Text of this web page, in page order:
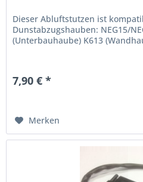
Dieser Abluftstutzen ist
Dunstabzugshauben: NEG15/
(Unterbauhaube) K613
7,90 € *
Merken